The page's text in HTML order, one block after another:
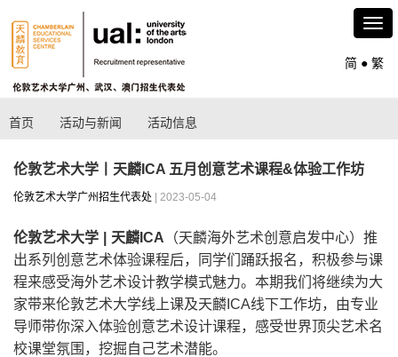
简 ● 繁
首页 活动与新闻 活动信息
伦敦艺术大学丨天麟ICA 五月创意艺术课程&体验工作坊
伦敦艺术大学广州招生代表处 | 2023-05-04
伦敦艺术大学 | 天麟ICA （天麟海外艺术创意启发中心）推
出系列创意艺术体验课程后，同学们踊跃报名，积极参与课
程来感受海外艺术设计教学模式魅力。本期我们将继续为大
家带来伦敦艺术大学线上课及天麟ICA线下工作坊，由专业
导师带你深入体验创意艺术设计课程，感受世界顶尖艺术名
校课堂氛围，挖掘自己艺术潜能。